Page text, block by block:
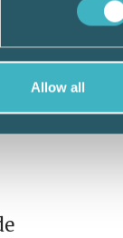
Allow all